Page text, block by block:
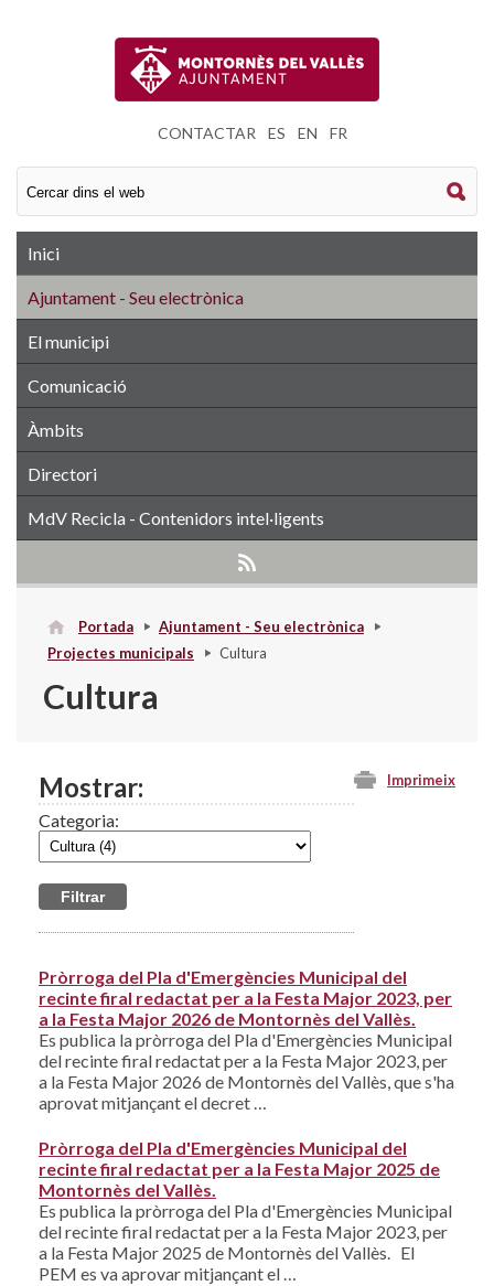
CONTACTAR ES EN FR
Inici
Ajuntament - Seu electrònica
El municipi
Comunicació
Àmbits
Directori
MdV Recicla - Contenidors intel·ligents
Portada
Ajuntament - Seu electrònica
Projectes municipals
Cultura
Cultura
Imprimeix
Mostrar:
Categoria:
Pròrroga del Pla d'Emergències Municipal del
recinte firal redactat per a la Festa Major 2023, per
a la Festa Major 2026 de Montornès del Vallès.
Es publica la pròrroga del Pla d'Emergències Municipal
del recinte firal redactat per a la Festa Major 2023, per
a la Festa Major 2026 de Montornès del Vallès, que s'ha
aprovat mitjançant el decret …
Pròrroga del Pla d'Emergències Municipal del
recinte firal redactat per a la Festa Major 2025 de
Montornès del Vallès.
Es publica la pròrroga del Pla d'Emergències Municipal
del recinte firal redactat per a la Festa Major 2023, per
a la Festa Major 2025 de Montornès del Vallès. El
PEM es va aprovar mitjançant el …